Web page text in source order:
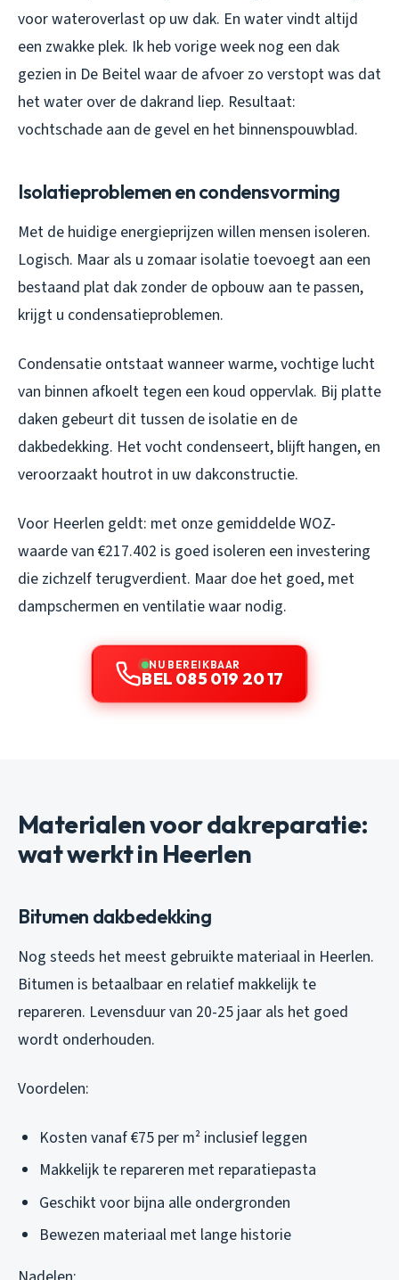
voor wateroverlast op uw dak. En water vindt altijd
een zwakke plek. Ik heb vorige week nog een dak
gezien in De Beitel waar de afvoer zo verstopt was dat
het water over de dakrand liep. Resultaat:
vochtschade aan de gevel en het binnenspouwblad.
Isolatieproblemen en condensvorming
Met de huidige energieprijzen willen mensen isoleren.
Logisch. Maar als u zomaar isolatie toevoegt aan een
bestaand plat dak zonder de opbouw aan te passen,
krijgt u condensatieproblemen.
Condensatie ontstaat wanneer warme, vochtige lucht
van binnen afkoelt tegen een koud oppervlak. Bij platte
daken gebeurt dit tussen de isolatie en de
dakbedekking. Het vocht condenseert, blijft hangen, en
veroorzaakt houtrot in uw dakconstructie.
Voor Heerlen geldt: met onze gemiddelde WOZ-
waarde van €217.402 is goed isoleren een investering
die zichzelf terugverdient. Maar doe het goed, met
dampschermen en ventilatie waar nodig.
NU BEREIKBAAR
BEL 085 019 20 17
Materialen voor dakreparatie:
wat werkt in Heerlen
Bitumen dakbedekking
Nog steeds het meest gebruikte materiaal in Heerlen.
Bitumen is betaalbaar en relatief makkelijk te
repareren. Levensduur van 20-25 jaar als het goed
wordt onderhouden.
Voordelen:
Kosten vanaf €75 per m² inclusief leggen
Makkelijk te repareren met reparatiepasta
Geschikt voor bijna alle ondergronden
Bewezen materiaal met lange historie